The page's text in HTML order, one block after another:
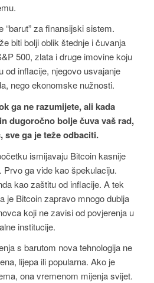
“barut” za finansijski sistem.
biti bolji oblik štednje i čuvanja
500, zlata i druge imovine koju
od inflacije, njegovo usvajanje
nego ekonomske nužnosti.
ga ne razumijete, ali kada
dugoročno bolje čuva vaš rad,
sve ga je teže odbaciti.
ismijavaju Bitcoin kasnije
Prvo ga vide kao špekulaciju.
kao zaštitu od inflacije. A tek
je Bitcoin zapravo mnogo dublja
koji ne zavisi od povjerenja u
institucije.
s barutom nova tehnologija ne
lijepa ili popularna. Ako je
ona vremenom mijenja svijet.